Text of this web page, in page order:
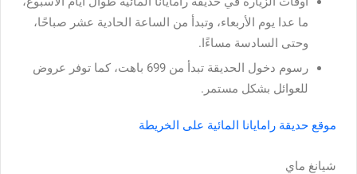
ما عدا يوم الأربعاء، وتبدأ من الساعة الحادية عشر صباحًا،
وحتى السادسة مساءًا.
رسوم دخول الحديقة تبدأ من 699 باهت، كما توفر عروض
للعوائل بشكل مستمر.
موقع حديقة رامايانا المائية على الخريطة
شيانغ ماي